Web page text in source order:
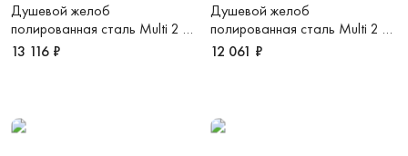
Душевой желоб
полированная сталь Multi 2 в
1 M650MS
13 116 ₽
Душевой желоб
полированная сталь Multi 2 в
1 M550MS
12 061 ₽